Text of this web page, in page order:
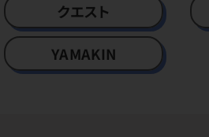
クエスト
YAMAKIN